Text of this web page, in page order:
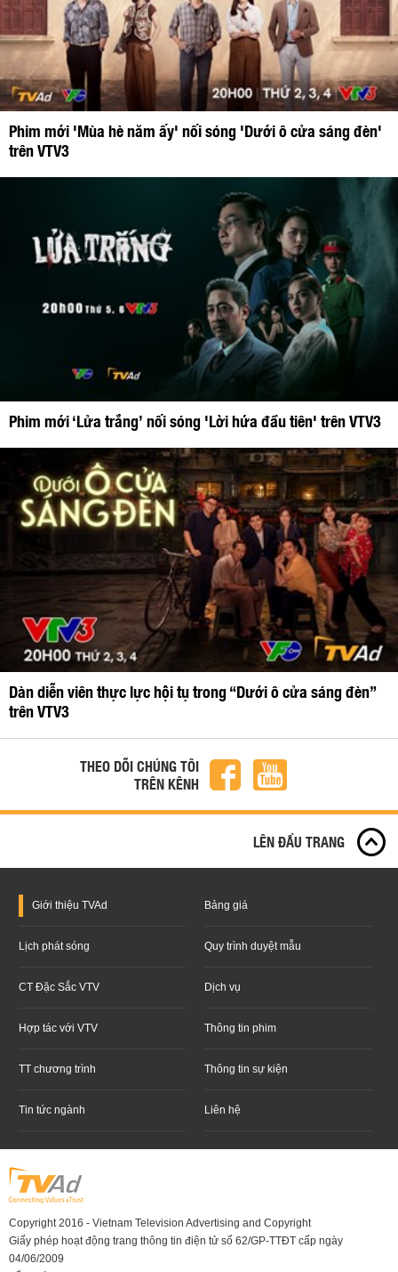
Phim mới 'Mùa hè năm ấy' nối sóng 'Dưới ô cửa sáng đèn'
trên VTV3
Phim mới ‘Lửa trắng’ nối sóng 'Lời hứa đầu tiên' trên VTV3
Dàn diễn viên thực lực hội tụ trong “Dưới ô cửa sáng đèn”
trên VTV3
THEO DÕI CHÚNG TÔI
TRÊN KÊNH
LÊN ĐẦU TRANG
Giới thiệu TVAd Bảng giá
Lịch phát sóng Quy trình duyệt mẫu
CT Đặc Sắc VTV Dịch vụ
Hợp tác với VTV Thông tin phim
TT chương trình Thông tin sự kiện
Tin tức ngành Liên hệ
Copyright 2016 - Vietnam Television Advertising and Copyright
Giấy phép hoạt động trang thông tin điện tử số 62/GP-TTĐT cấp ngày
04/06/2009